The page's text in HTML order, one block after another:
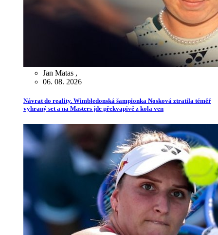
Jan Matas ,
06. 08. 2026
Návrat do reality. Wimbledonská šampionka Nosková ztratila téměř
vyhraný set a na Masters jde překvapivě z kola ven